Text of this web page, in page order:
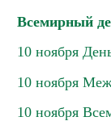
Всемирный
10 ноября
10 ноября
10 ноября